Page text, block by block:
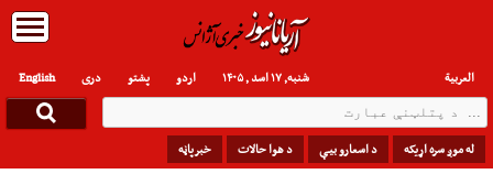
English دری پشتو العربیة اردو شنبه, ۱۷ اسد , ۱۴۰۵
له موږ سره اړیکه د اسعارو بیې د هوا حالات خبرپاڼه